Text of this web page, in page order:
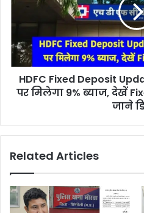
HDFC Fixed Deposit
पर मिलेगा 9% ब्याज, देखें
जाने
Related Articles